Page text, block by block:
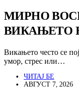
МИРНО
ВИКАЊЕТО
Викањето често се
умор, стрес или…
ЧИТАЈ БЕ
АВГУСТ 7, 2026